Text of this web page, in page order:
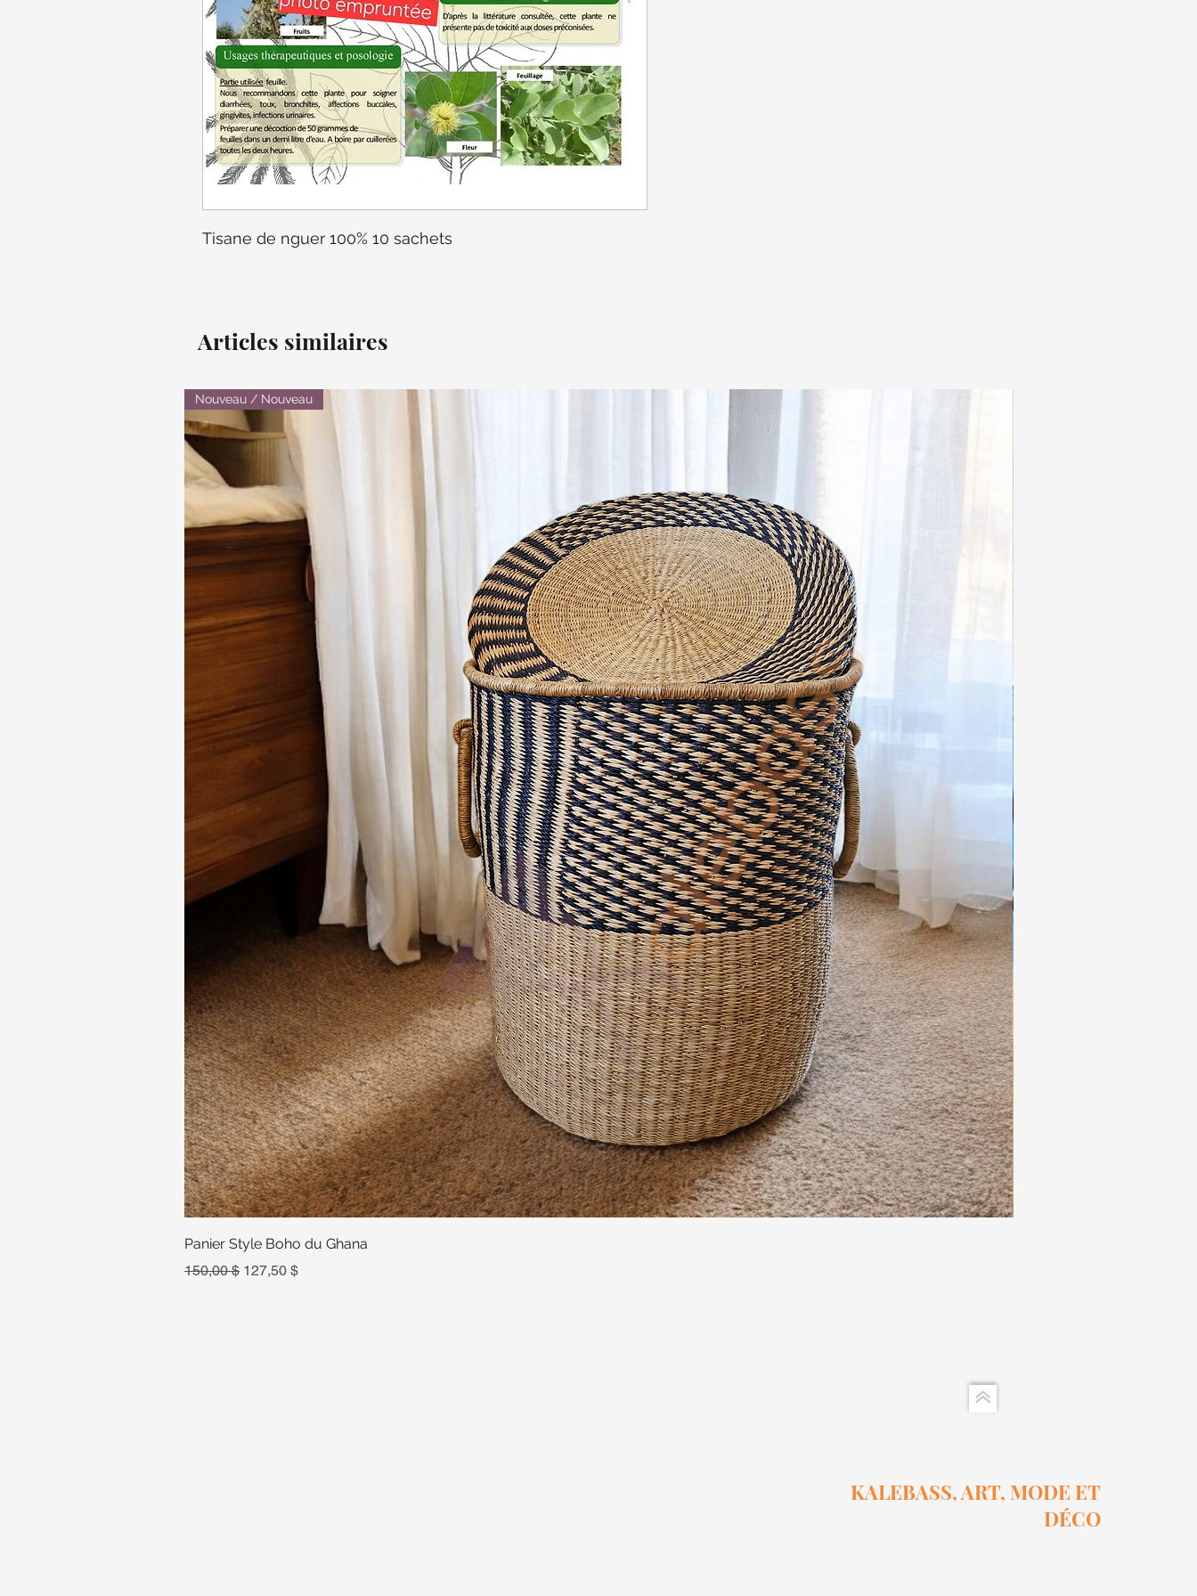
Tisane de nguer 100% 10 sachets
Articles similaires
Nouveau / Nouveau
Panier Style Boho du Ghana
Prix original
150,00 $ Prix promotionnel
127,50 $
KALEBASS, ART, MODE ET
DÉCO